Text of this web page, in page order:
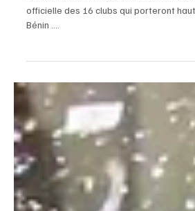
May 31, 2025 2 min read
Sports
CAM Bénin: Une Expansion
Le FootGoal continue son ascension au Bénin avec l’annonce
officielle des 16 clubs qui porteront haut les couleurs de la CAM
Bénin ....